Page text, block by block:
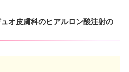
オ皮膚科のヒアルロン酸注射の